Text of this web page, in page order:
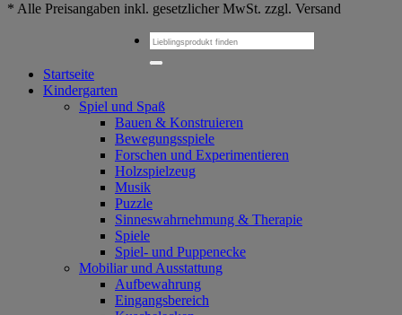
* Alle Preisangaben inkl. gesetzlicher MwSt. zzgl. Versand
Suchen
nach:
Startseite
Kindergarten
Spiel und Spaß
Bauen & Konstruieren
Bewegungsspiele
Forschen und Experimentieren
Holzspielzeug
Musik
Puzzle
Sinneswahrnehmung & Therapie
Spiele
Spiel- und Puppenecke
Mobiliar und Ausstattung
Aufbewahrung
Eingangsbereich